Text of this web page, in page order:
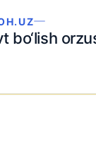
topshiring